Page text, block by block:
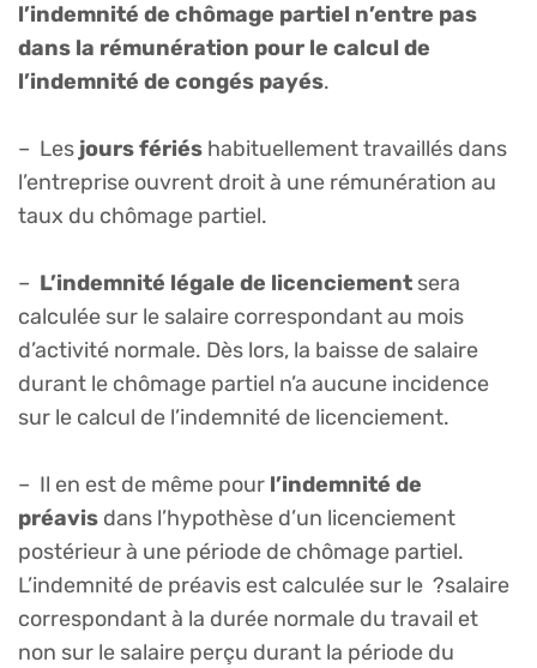
l’indemnité de chômage partiel n’entre pas
dans la rémunération pour le calcul de
l’indemnité de congés payés.
– Les jours fériés habituellement travaillés dans
l’entreprise ouvrent droit à une rémunération au
taux du chômage partiel.
– L’indemnité légale de licenciement sera
calculée sur le salaire correspondant au mois
d’activité normale. Dès lors, la baisse de salaire
durant le chômage partiel n’a aucune incidence
sur le calcul de l’indemnité de licenciement.
– Il en est de même pour l’indemnité de
préavis dans l’hypothèse d’un licenciement
postérieur à une période de chômage partiel.
L’indemnité de préavis est calculée sur le ?salaire
correspondant à la durée normale du travail et
non sur le salaire perçu durant la période du